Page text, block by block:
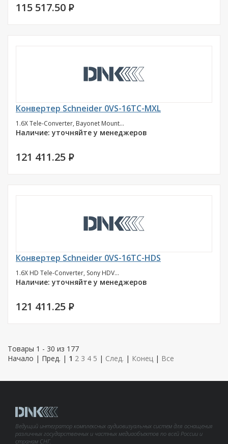
115 517.50 P
Конвертер Schneider 0VS-16TC-MXL
1.6X Tele-Converter, Bayonet Mount...
Наличие: уточняйте у менеджеров
121 411.25 P
Конвертер Schneider 0VS-16TC-HDS
1.6X HD Tele-Converter, Sony HDV...
Наличие: уточняйте у менеджеров
121 411.25 P
Товары 1 - 30 из 177
Начало | Пред. | 1 2 3 4 5 | След. | Конец | Все
Ведущий интегратор комплексных аудиовизуальных систем для оснащения
различных государственных и частных медиаобъектов по всей России и
странам СНГ.